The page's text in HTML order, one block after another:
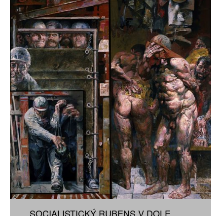
SOCIALISTICKÝ RUBENS V DOLE